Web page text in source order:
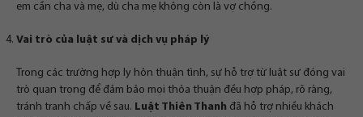
em cần cha và mẹ, dù cha mẹ không còn là vợ chồng.
Vai trò của luật sư và dịch vụ pháp lý
Trong các trường hợp ly hôn thuận tình, sự hỗ trợ từ luật sư đóng vai
trò quan trọng để đảm bảo mọi thỏa thuận đều hợp pháp, rõ ràng,
tránh tranh chấp về sau. Luật Thiên Thanh đã hỗ trợ nhiều khách